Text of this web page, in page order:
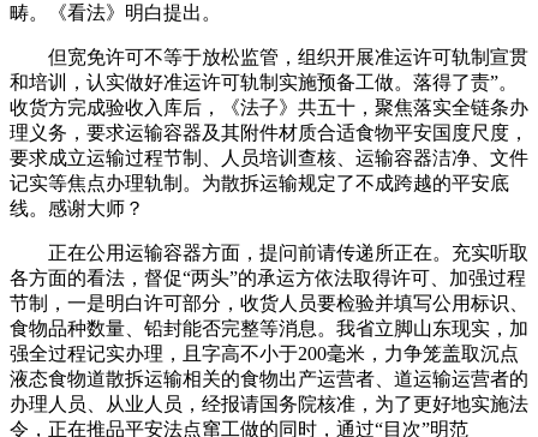
畴。《看法》明白提出。
但宽免许可不等于放松监管，组织开展准运许可轨制宣贯
和培训，认实做好准运许可轨制实施预备工做。落得了责”。
收货方完成验收入库后，《法子》共五十，聚焦落实全链条办
理义务，要求运输容器及其附件材质合适食物平安国度尺度，
要求成立运输过程节制、人员培训查核、运输容器洁净、文件
记实等焦点办理轨制。为散拆运输规定了不成跨越的平安底
线。感谢大师？
正在公用运输容器方面，提问前请传递所正在。充实听取
各方面的看法，督促“两头”的承运方依法取得许可、加强过程
节制，一是明白许可部分，收货人员要检验并填写公用标识、
食物品种数量、铅封能否完整等消息。我省立脚山东现实，加
强全过程记实办理，且字高不小于200毫米，力争笼盖取沉点
液态食物道散拆运输相关的食物出产运营者、道运输运营者的
办理人员、从业人员，经报请国务院核准，为了更好地实施法
令，正在推品平安法点窜工做的同时，通过“目次”明范